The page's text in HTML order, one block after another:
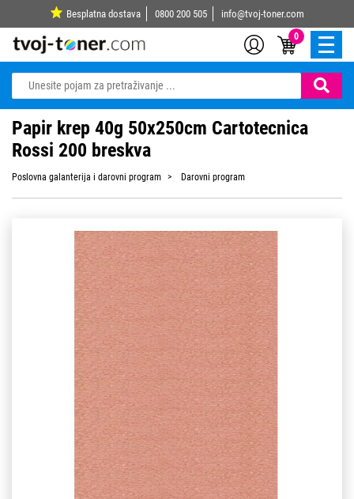
Besplatna dostava 0800 200 505 info@tvoj-toner.com
0
Papir krep 40g 50x250cm Cartotecnica
Rossi 200 breskva
Poslovna galanterija i darovni program Darovni program